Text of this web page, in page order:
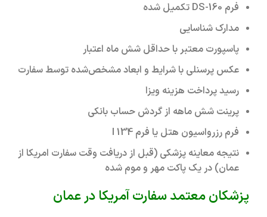
فرم DS-160 تکمیل شده
مدارک شناسایی
پاسپورت معتبر با حداقل شش ماه اعتبار
عکس پرسنلی با شرایط و ابعاد مشخص‌شده توسط سفارت
رسید پرداخت هزینه ویزا
پرینت شش ماهه از گردش حساب بانکی
فرم رزرواسیون هتل یا فرم I 134
نتیجه معاینه پزشکی (قبل از دریافت وقت سفارت امریکا از
عمان) در یک پاکت مهر و موم شده
پزشکان معتمد سفارت آمریکا در عمان